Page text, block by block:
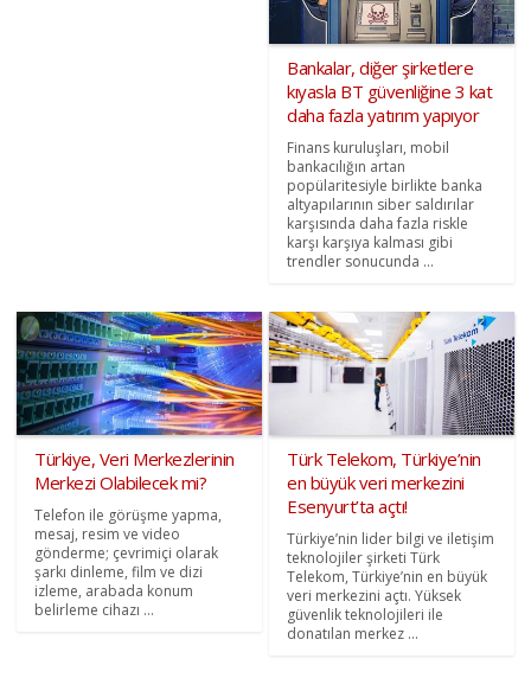
Bankalar, diğer şirketlere
kıyasla BT güvenliğine 3 kat
daha fazla yatırım yapıyor
Finans kuruluşları, mobil
bankacılığın artan
popülaritesiyle birlikte banka
altyapılarının siber saldırılar
karşısında daha fazla riskle
karşı karşıya kalması gibi
trendler sonucunda ...
Türkiye, Veri Merkezlerinin
Merkezi Olabilecek mi?
Telefon ile görüşme yapma,
mesaj, resim ve video
gönderme; çevrimiçi olarak
şarkı dinleme, film ve dizi
izleme, arabada konum
belirleme cihazı ...
Türk Telekom, Türkiye’nin
en büyük veri merkezini
Esenyurt’ta açtı!
Türkiye’nin lider bilgi ve iletişim
teknolojiler şirketi Türk
Telekom, Türkiye’nin en büyük
veri merkezini açtı. Yüksek
güvenlik teknolojileri ile
donatılan merkez ...